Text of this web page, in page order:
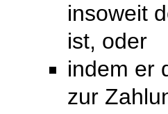
insoweit
ist, oder
indem er
zur